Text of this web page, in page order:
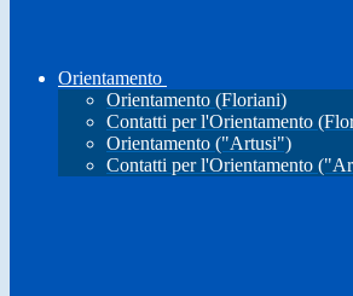
Orientamento
Orientamento (Floriani)
Contatti per l'Orientamento
Orientamento ("Artusi")
Contatti per l'Orientamento